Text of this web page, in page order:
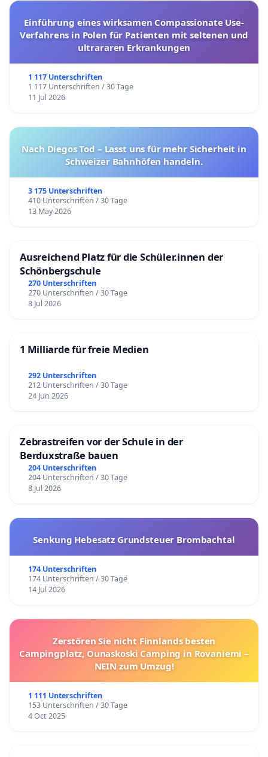
Einführung eines wirksamen Compassionate Use-
Verfahrens in Polen für Patienten mit seltenen und
ultrararen Erkrankungen
1 117 Unterschriften
1 117 Unterschriften / 30 Tage
11 Jul 2026
Nach Diegos Tod – Lasst uns für mehr Sicherheit in
Schweizer Bahnhöfen handeln.
3 175 Unterschriften
410 Unterschriften / 30 Tage
13 May 2026
Ausreichend Platz für die Schüler.innen der
Schönbergschule
270 Unterschriften
270 Unterschriften / 30 Tage
8 Jul 2026
1 Milliarde für freie Medien
292 Unterschriften
212 Unterschriften / 30 Tage
24 Jun 2026
Zebrastreifen vor der Schule in der
Berduxstraße bauen
204 Unterschriften
204 Unterschriften / 30 Tage
8 Jul 2026
Senkung Hebesatz Grundsteuer Brombachtal
174 Unterschriften
174 Unterschriften / 30 Tage
14 Jul 2026
Zerstören Sie nicht Finnlands besten
Campingplatz, Ounaskoski Camping in Rovaniemi –
NEIN zum Umzug!
1 111 Unterschriften
153 Unterschriften / 30 Tage
4 Oct 2025